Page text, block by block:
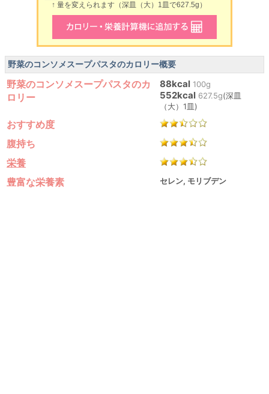
↑ 量を変えられます（深皿（大）1皿で627.5g）
野菜のコンソメスープパスタのカロリー概要
野菜のコンソメスープパスタのカ
ロリー
88kcal 100g
552kcal 627.5g(深皿
（大）1皿)
おすすめ度
腹持ち
栄養
豊富な栄養素
セレン, モリブデン